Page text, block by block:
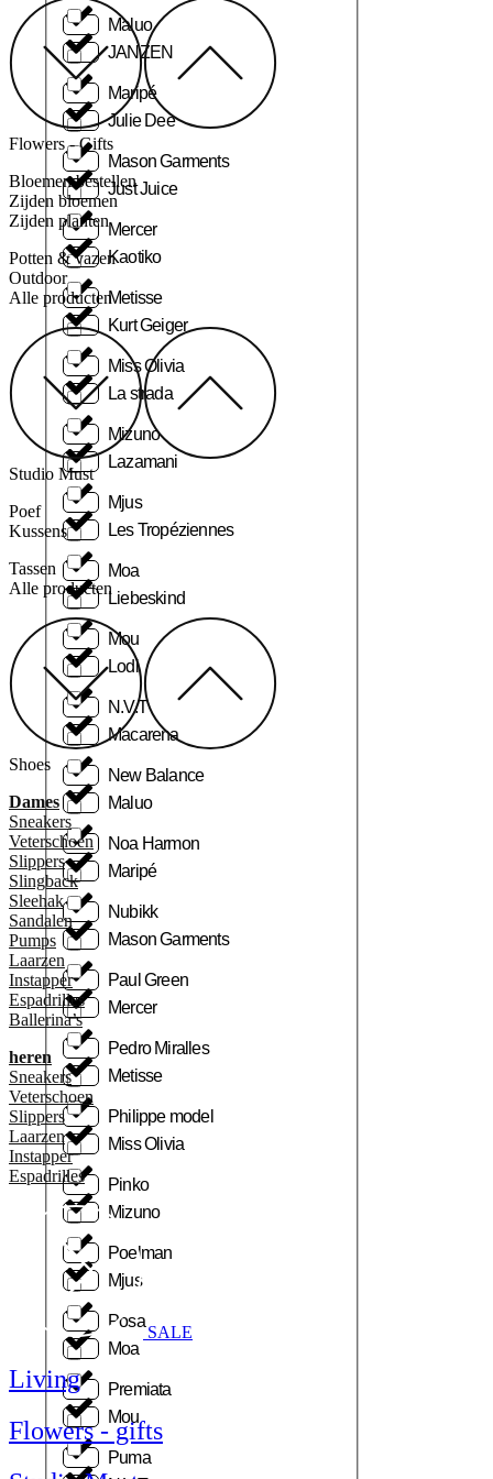
Maluo
Maripé
Mason Garments
Mercer
Metisse
Miss Olivia
Mizuno
Mjus
Moa
Mou
N.V.T
New Balance
Noa Harmon
Nubikk
Paul Green
Pedro Miralles
Philippe model
Pinko
Poelman
Posa
Premiata
Puma
JANZEN
Julie Dee
Just Juice
Kaotiko
Kurt Geiger
La strada
Lazamani
Les Tropéziennes
Liebeskind
Lodi
Macarena
Maluo
Maripé
Mason Garments
Mercer
Metisse
Miss Olivia
Mizuno
Mjus
Moa
Mou
Flowers - Gifts
Bloemen bestellen
Zijden bloemen
Zijden planten
Potten & vazen
Outdoor
Alle producten
Studio Must
Poef
Kussens
Tassen
Alle producten
Shoes
Dames
Sneakers
Veterschoen
Slippers
Slingback
Sleehak
Sandalen
Pumps
Laarzen
Instapper
Espadrilles
Ballerina’s
heren
Sneakers
Veterschoen
Slippers
Laarzen
Instapper
Espadrilles
SALE
Living
Flowers - gifts